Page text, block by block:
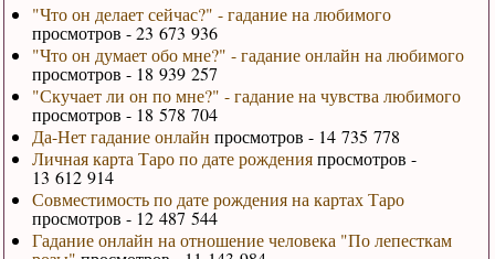
"Что он делает сейчас?" - гадание на любимого
просмотров - 23 673 936
"Что он думает обо мне?" - гадание онлайн на любимого
просмотров - 18 939 257
"Скучает ли он по мне?" - гадание на чувства любимого
просмотров - 18 578 704
Да-Нет гадание онлайн просмотров - 14 735 778
Личная карта Таро по дате рожденияпросмотров -
13 612 914
Совместимость по дате рождения на картах Таро
просмотров - 12 487 544
Гадание онлайн на отношение человека "По лепесткам